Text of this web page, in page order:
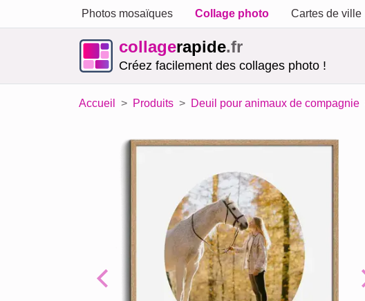
Photos mosaïques Collage photo Cartes de ville
collagerapide.fr
Créez facilement des collages photo !
Accueil Produits Deuil pour animaux de compagnie
Previous